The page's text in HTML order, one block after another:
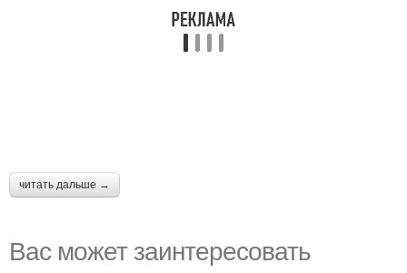
читать дальше →
Вас может заинтересовать